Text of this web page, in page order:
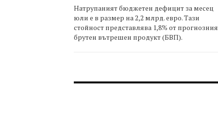
Натрупаният бюджетен дефицит за месец
юли е в размер на 2,2 млрд. евро. Тази
стойност представлява 1,8% от прогнозния
брутен вътрешен продукт (БВП).